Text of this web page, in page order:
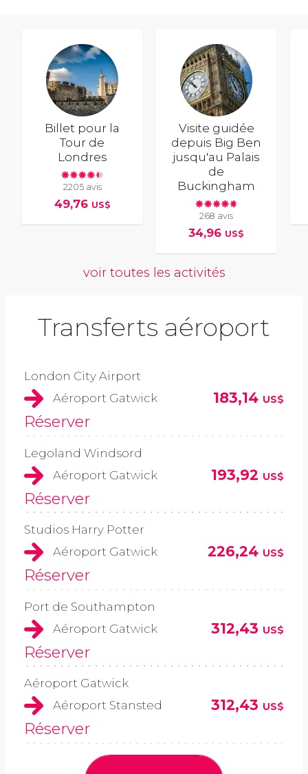
Billet pour la
Tour de
Londres
2205 avis
49,76 US$
Visite guidée
depuis Big Ben
jusqu'au Palais
de
Buckingham
268 avis
34,96 US$
voir toutes les activités
Transferts aéroport
London City Airport
Aéroport Gatwick
183,14 US$
Réserver
Legoland Windsord
Aéroport Gatwick
193,92 US$
Réserver
Studios Harry Potter
Aéroport Gatwick
226,24 US$
Réserver
Port de Southampton
Aéroport Gatwick
312,43 US$
Réserver
Aéroport Gatwick
Aéroport Stansted
312,43 US$
Réserver